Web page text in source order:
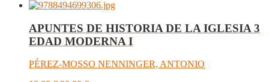
APUNTES DE HISTORIA DE LA IGLESIA 3
EDAD MODERNA I
PÉREZ-MOSSO NENNINGER, ANTONIO